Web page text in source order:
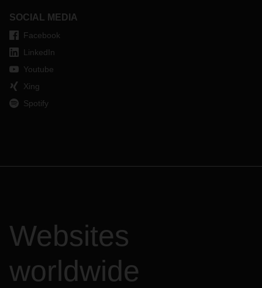
SOCIAL MEDIA
Facebook
LinkedIn
Youtube
Xing
Spotify
Websites
worldwide